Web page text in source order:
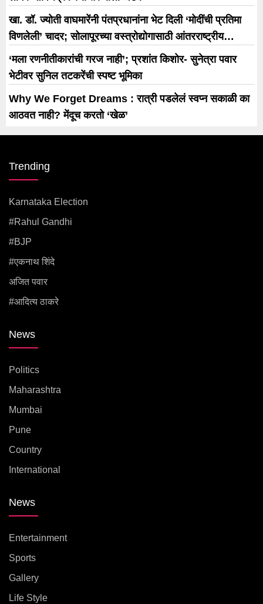
खा. डॉ. ज्योती वाघमारेंनी पंतप्रधानांना भेट दिली ‘मोदींची प्रतिमा
विणलेली’ चादर; सोलापूरच्या वस्त्रोद्योगासाठी आंतरराष्ट्रीय
धोरणाची मागणी
‘मला रणनीतीकारांची गरज नाही’; प्रशांत किशोर- सुनेत्रा पवार
भेटीवर सुनिल तटकरेंची स्पष्ट भूमिका
Why We Forget Dreams : रात्री पडलेलं स्वप्न सकाळी का
आठवत नाही? मेंदूच करतो ‘खेळ’
Trending
Karnataka Election
#rahul Gandhi
#BJP
#एकनाथ शिंदे
अजित पवार
#आदित्य ठाकरे
News
Politics
Maharashtra
Mumbai
Pune
Country
International
News
Entertainment
Sports
Gallery
Life Style